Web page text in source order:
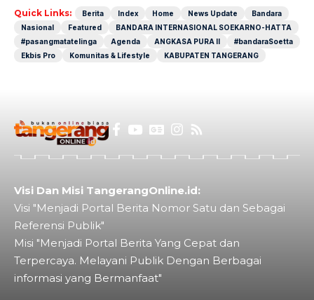
Quick Links: Berita Index Home News Update
Bandara
Nasional
Featured
BANDARA INTERNASIONAL SOEKARNO-HATTA
#pasangmatatelinga
Agenda ANGKASA PURA II
#bandaraSoetta
Ekbis Pro
Komunitas & Lifestyle KABUPATEN TANGERANG
Visi Dan Misi TangerangOnline.id:
Visi "Menjadi Portal Berita Nomor Satu dan Sebagai
Referensi Publik"
Misi "Menjadi Portal Berita Yang Cepat dan
Terpercaya. Melayani Publik Dengan Berbagai
informasi yang Bermanfaat"